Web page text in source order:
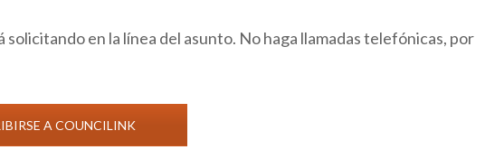
solicitando en la línea del asunto. No haga llamadas telefónicas, por
A COUNCILINK